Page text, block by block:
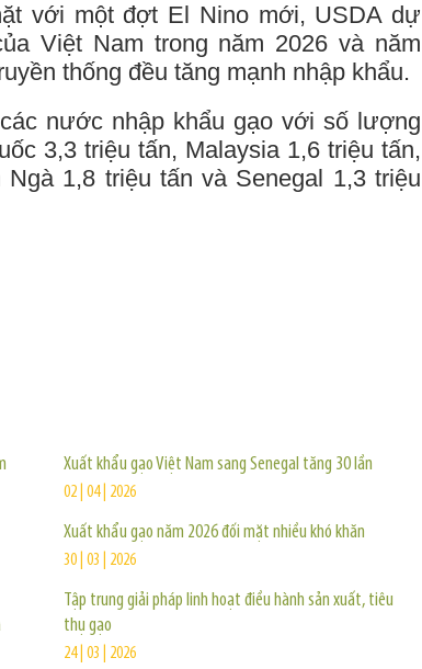
với một đợt El Nino mới, USDA dự
Việt Nam trong năm 2026 và năm
thống đều tăng mạnh nhập khẩu.
nước nhập khẩu gạo với số lượng
3,3 triệu tấn, Malaysia 1,6 triệu tấn,
1,8 triệu tấn và Senegal 1,3 triệu
Xuất khẩu gạo Việt Nam sang Senegal tăng 30 lần
02 | 04 | 2026
Xuất khẩu gạo năm 2026 đối mặt nhiều khó khăn
30 | 03 | 2026
Tập trung giải pháp linh hoạt điều hành sản xuất, tiêu
thụ gạo
24 | 03 | 2026